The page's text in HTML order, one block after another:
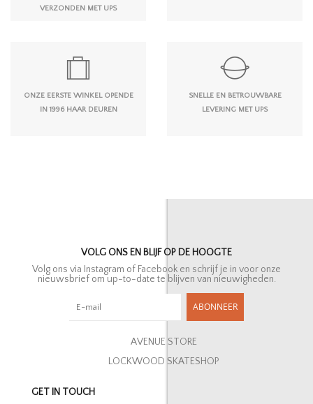
VERZONDEN MET UPS
ONZE EERSTE WINKEL OPENDE
IN 1996 HAAR DEUREN
SNELLE EN BETROUWBARE
LEVERING MET UPS
VOLG ONS EN BLIJF OP DE HOOGTE
Volg ons via Instagram of Facebook en schrijf je in voor onze
nieuwsbrief om up-to-date te blijven van nieuwigheden.
ABONNEER
AVENUE STORE
LOCKWOOD SKATESHOP
GET IN TOUCH